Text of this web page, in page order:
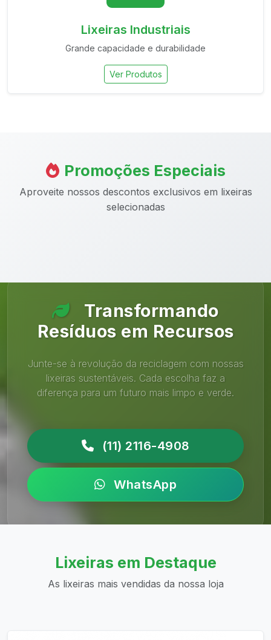
Lixeiras Industriais
Grande capacidade e durabilidade
Ver Produtos
Promoções Especiais
Aproveite nossos descontos exclusivos em lixeiras
selecionadas
Transformando
Resíduos em Recursos
Junte-se à revolução da reciclagem com nossas
lixeiras sustentáveis. Cada escolha faz a
diferença para um futuro mais limpo e verde.
(11) 2116-4908
WhatsApp
Lixeiras em Destaque
As lixeiras mais vendidas da nossa loja